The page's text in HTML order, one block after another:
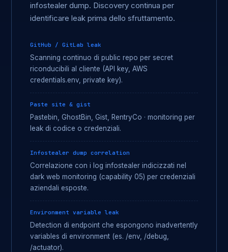
infostealer dump. Discovery continua per
identificare leak prima dello sfruttamento.
GitHub / GitLab leak
Scanning continuo di public repo per secret
riconducibili al cliente (API key, AWS
credentials.env, private key).
Paste site & gist
Pastebin, GhostBin, Gist, RentryCo · monitoring per
leak di codice o credenziali.
Infostealer dump correlation
Correlazione con i log infostealer indicizzati nel
dark web monitoring (capability 05) per credenziali
aziendali esposte.
Environment variable leak
Detection di endpoint che espongono inadvertently
variables di environment (es. /env, /debug,
/actuator).